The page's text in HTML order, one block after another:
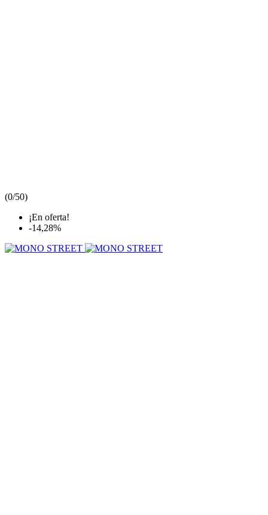
(0/50)
¡En oferta!
-14,28%